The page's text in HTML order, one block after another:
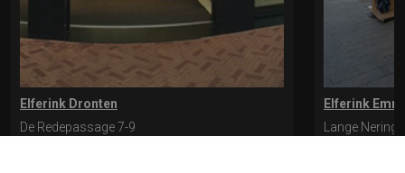
Elferink Dronten
De Redepassage 7-9
Elferink
Lange Nering